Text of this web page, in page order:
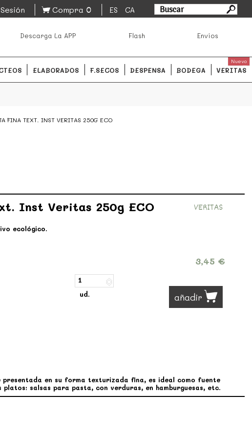
locales.
Compra 0 ES CA
Descarga La APP Flash Envíos
ELABORADOS F.SECOS DESPENSA BODEGA VERITAS
Nuevo
FINA TEXT. INST VERITAS 250G ECO
VERITAS
Inst Veritas 250g ECO
ecológico.
3,45 €
ud. añadir
en su forma texturizada fina, es ideal como fuente
salsas para pasta, con verduras, en hamburguesas, etc.